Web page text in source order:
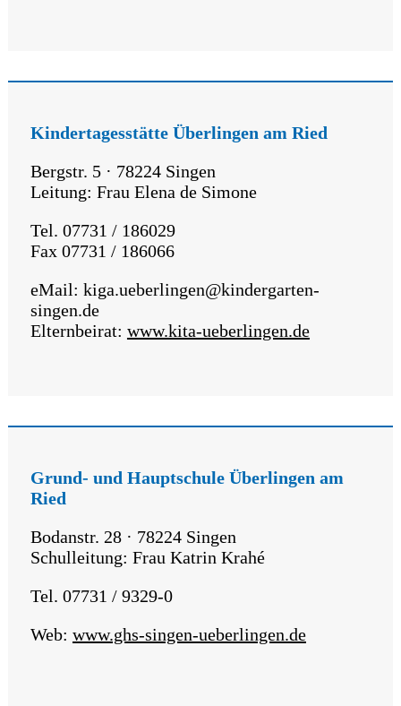
Kindertagesstätte Überlingen am Ried
Bergstr. 5 · 78224 Singen
Leitung: Frau Elena de Simone
Tel. 07731 / 186029
Fax 07731 / 186066
eMail: kiga.ueberlingen@kindergarten-
singen.de
Elternbeirat: www.kita-ueberlingen.de
Grund- und Hauptschule Überlingen am
Ried
Bodanstr. 28 · 78224 Singen
Schulleitung: Frau Katrin Krahé
Tel. 07731 / 9329-0
Web: www.ghs-singen-ueberlingen.de